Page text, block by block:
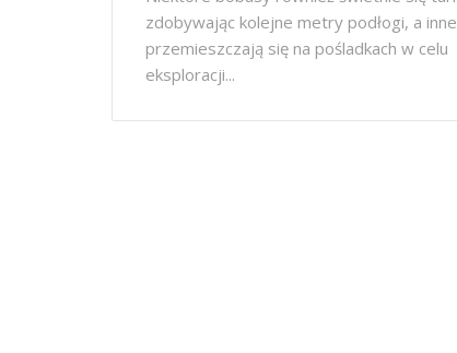
zdobywając kolejne metry podłogi, a inne
przemieszczają się na pośladkach w celu
eksploracji...